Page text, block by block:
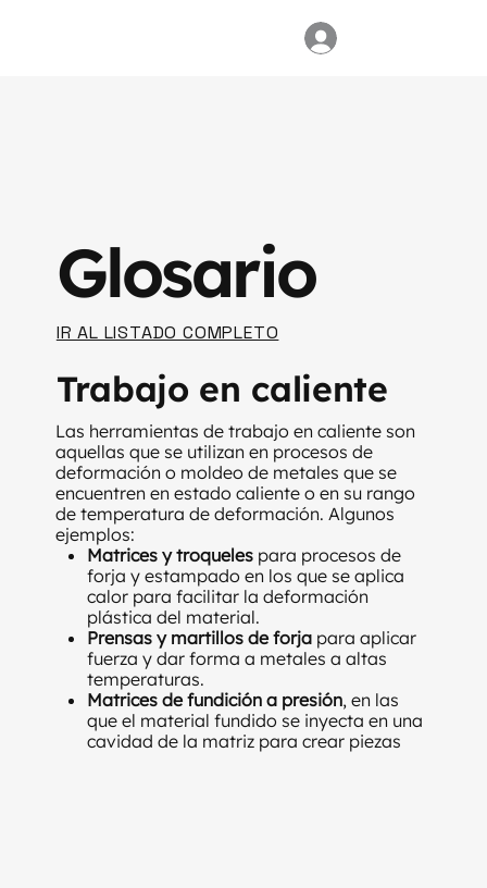
Glosario
IR AL LISTADO COMPLETO
Trabajo en caliente
Las herramientas de trabajo en caliente son
aquellas que se utilizan en procesos de
deformación o moldeo de metales que se
encuentren en estado caliente o en su rango
de temperatura de deformación. Algunos
ejemplos:
Matrices y troqueles para procesos de
forja y estampado en los que se aplica
calor para facilitar la deformación
plástica del material.
Prensas y martillos de forja para aplicar
fuerza y dar forma a metales a altas
temperaturas.
Matrices de fundición a presión, en las
que el material fundido se inyecta en una
cavidad de la matriz para crear piezas